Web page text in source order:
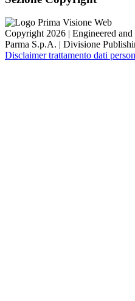
Copyright 2026 | Engineered
Parma S.p.A. | Divisione
Disclaimer trattamento dati